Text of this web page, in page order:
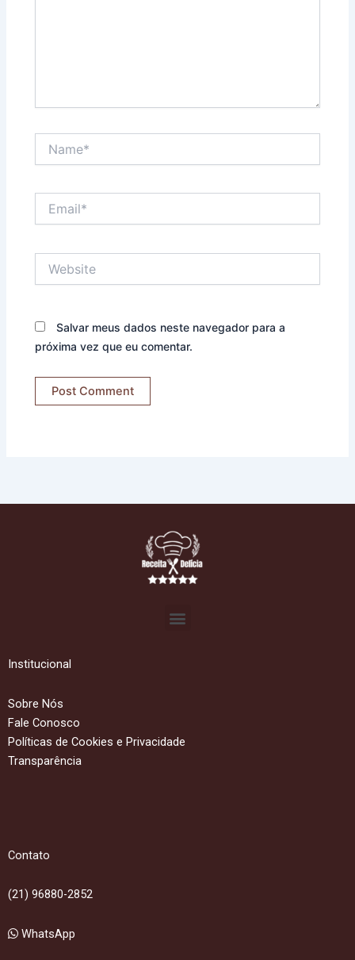
Salvar meus dados neste navegador para a
próxima vez que eu comentar.
Menu
Institucional
Sobre Nós
Fale Conosco
Políticas de Cookies e Privacidade
Transparência
Contato
(21) 96880-2852
WhatsApp